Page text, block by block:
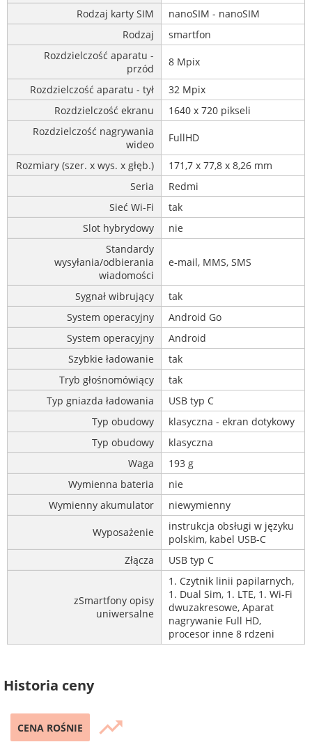
Rodzaj karty SIM
nanoSIM - nanoSIM
Rodzaj
smartfon
Rozdzielczość aparatu -
przód
8 Mpix
Rozdzielczość aparatu - tył
32 Mpix
Rozdzielczość ekranu
1640 x 720 pikseli
Rozdzielczość nagrywania
wideo
FullHD
Rozmiary (szer. x wys. x głęb.)
171,7 x 77,8 x 8,26 mm
Seria
Redmi
Sieć Wi-Fi
tak
Slot hybrydowy
nie
Standardy
wysyłania/odbierania
wiadomości
e-mail, MMS, SMS
Sygnał wibrujący
tak
System operacyjny
Android Go
System operacyjny
Android
Szybkie ładowanie
tak
Tryb głośnomówiący
tak
Typ gniazda ładowania
USB typ C
Typ obudowy
klasyczna - ekran dotykowy
Typ obudowy
klasyczna
Waga
193 g
Wymienna bateria
nie
Wymienny akumulator
niewymienny
Wyposażenie
instrukcja obsługi w języku
polskim, kabel USB-C
Złącza
USB typ C
zSmartfony opisy
uniwersalne
1. Czytnik linii papilarnych,
1. Dual Sim, 1. LTE, 1. Wi-Fi
dwuzakresowe, Aparat
nagrywanie Full HD,
procesor inne 8 rdzeni
Historia ceny
CENA ROŚNIE trending_up